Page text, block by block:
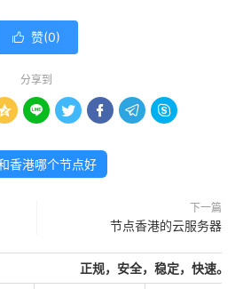
 赞(0)
分享到
    
香港哪个节点好
下一篇
节点香港的云服务器
正规，安全，稳定，快速。